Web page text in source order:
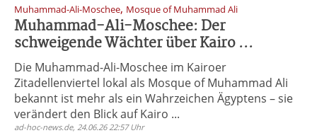
Muhammad-Ali-Moschee, Mosque of Muhammad Ali
Muhammad-Ali-Moschee: Der
schweigende Wächter über Kairo ...
Die Muhammad-Ali-Moschee im Kairoer
Zitadellenviertel lokal als Mosque of Muhammad Ali
bekannt ist mehr als ein Wahrzeichen Ägyptens – sie
verändert den Blick auf Kairo ...
ad-hoc-news.de, 24.06.26 22:57 Uhr